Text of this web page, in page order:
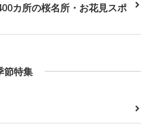
カ所の桜名所・お花見スポ
節特集